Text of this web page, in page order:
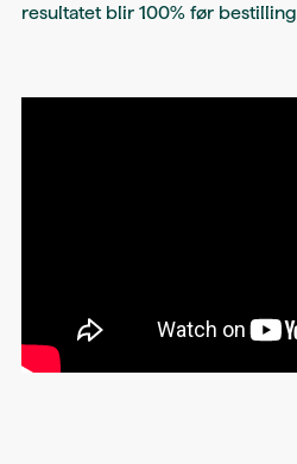
resultatet blir 100% før bestilling